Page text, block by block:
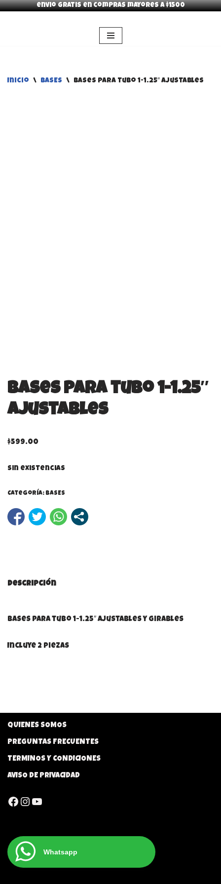
envio gratis en compras mayores a $1500
Inicio \ BASES \ Bases para tubo 1-1.25″ ajustables
Bases para tubo 1-1.25″
ajustables
$599.00
Sin existencias
Categoría: BASES
Descripción
Bases para tubo 1-1.25″ ajustables y girables
Incluye 2 piezas
QUIENES SOMOS
PREGUNTAS FRECUENTES
TERMINOS Y CONDICIONES
AVISO DE PRIVACIDAD
Whatsapp